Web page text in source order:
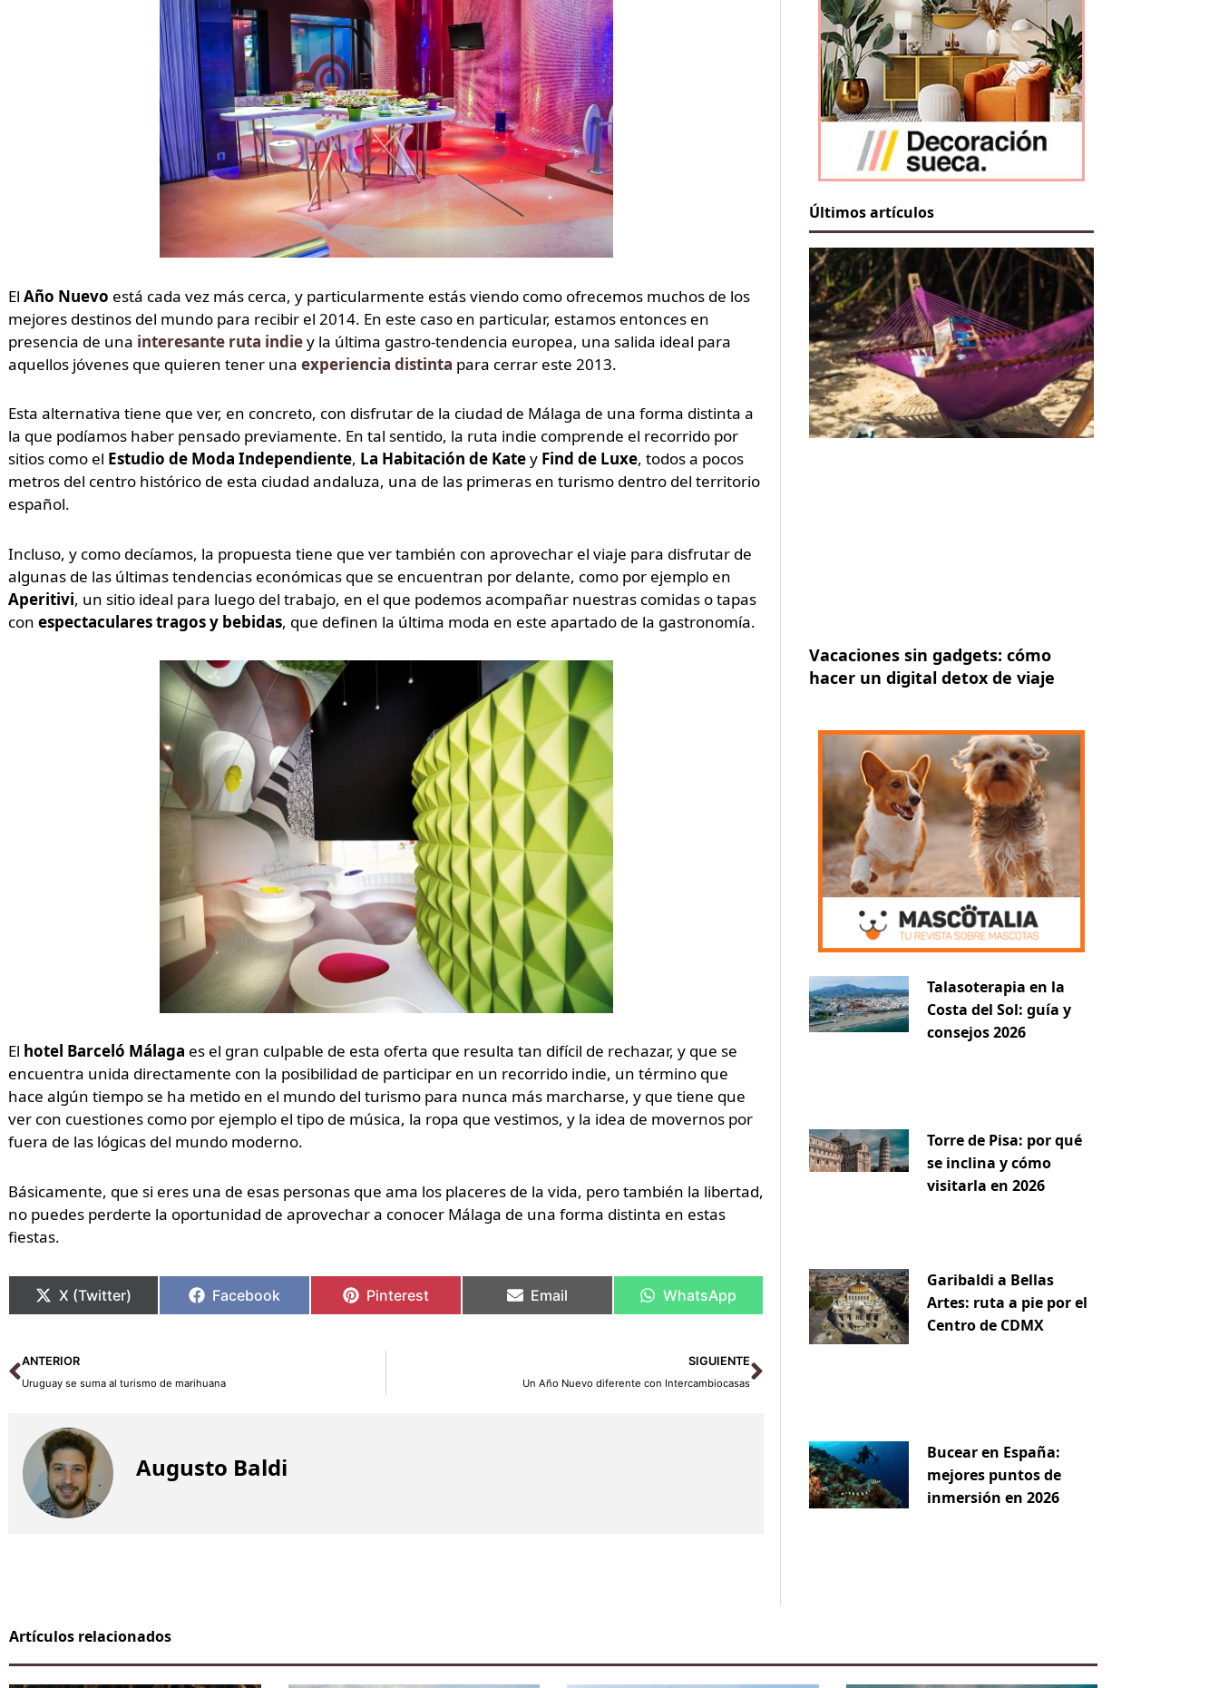
El Año Nuevo está cada vez más cerca, y particularmente estás viendo como ofrecemos muchos de los
mejores destinos del mundo para recibir el 2014. En este caso en particular, estamos entonces en
presencia de una interesante ruta indiey la última gastro-tendencia europea, una salida ideal para
aquellos jóvenes que quieren tener una experiencia distinta para cerrar este 2013.
Esta alternativa tiene que ver, en concreto, con disfrutar de la ciudad de Málaga de una forma distinta a
la que podíamos haber pensado previamente. En tal sentido, la ruta indie comprende el recorrido por
sitios como el Estudio de Moda Independiente, La Habitación de Katey Find de Luxe, todos a pocos
metros del centro histórico de esta ciudad andaluza, una de las primeras en turismo dentro del territorio
español.
Incluso, y como decíamos, la propuesta tiene que ver también con aprovechar el viaje para disfrutar de
algunas de las últimas tendencias económicas que se encuentran por delante, como por ejemplo en
Aperitivi, un sitio ideal para luego del trabajo, en el que podemos acompañar nuestras comidas o tapas
con espectaculares tragos y bebidas, que definen la última moda en este apartado de la gastronomía.
El hotel Barceló Málaga es el gran culpable de esta oferta que resulta tan difícil de rechazar, y que se
encuentra unida directamente con la posibilidad de participar en un recorrido indie, un término que
hace algún tiempo se ha metido en el mundo del turismo para nunca más marcharse, y que tiene que
ver con cuestiones como por ejemplo el tipo de música, la ropa que vestimos, y la idea de movernos por
fuera de las lógicas del mundo moderno.
Básicamente, que si eres una de esas personas que ama los placeres de la vida, pero también la libertad,
no puedes perderte la oportunidad de aprovechar a conocer Málaga de una forma distinta en estas
fiestas.
X (Twitter) Facebook Pinterest Email WhatsApp
Ant
ANTERIOR
Uruguay se suma al turismo de marihuana
SIGUIENTE
Un Año Nuevo diferente con Intercambiocasas
Siguiente
Augusto Baldi
Últimos artículos
Vacaciones sin gadgets: cómo
hacer un digital detox de viaje
Talasoterapia en la
Costa del Sol: guía y
consejos 2026
Torre de Pisa: por qué
se inclina y cómo
visitarla en 2026
Garibaldi a Bellas
Artes: ruta a pie por el
Centro de CDMX
Bucear en España:
mejores puntos de
inmersión en 2026
Artículos relacionados